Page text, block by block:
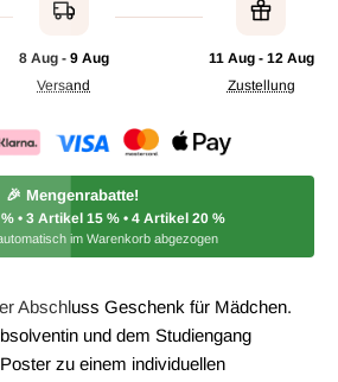
8 Aug - 9 Aug
Versand
11 Aug - 12 Aug
Zustellung
🎉 Mengenrabatte!
• 3 Artikel 15 %• 4 Artikel 20 %
im Warenkorb abgezogen
Abschluss Geschenk für Mädchen.
und dem Studiengang
zu einem individuellen